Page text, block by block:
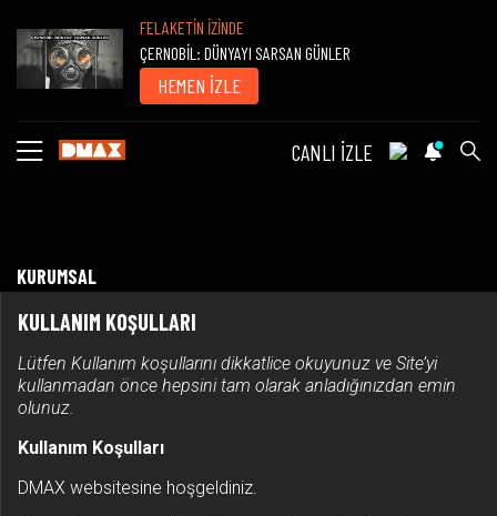
FELAKETİN İZİNDE
ÇERNOBİL: DÜNYAYI SARSAN GÜNLER
HEMEN İZLE
CANLI İZLE
KURUMSAL
KULLANIM KOŞULLARI
Lütfen Kullanım koşullarını dikkatlice okuyunuz ve Site’yi
kullanmadan önce hepsini tam olarak anladığınızdan emin
olunuz.
Kullanım Koşulları
DMAX websitesine hoşgeldiniz.